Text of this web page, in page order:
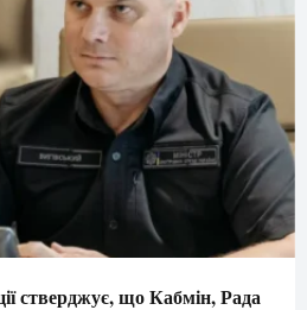
стверджує, що Кабмін, Рада